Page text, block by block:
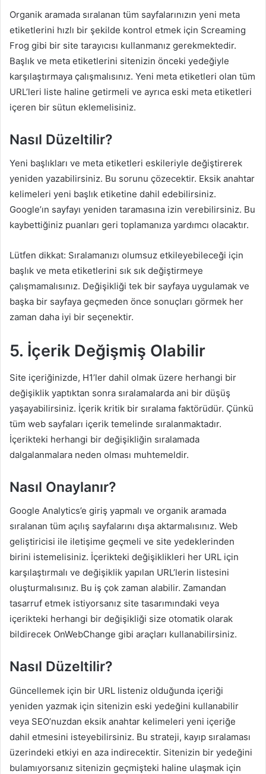
Organik aramada sıralanan tüm sayfalarınızın yeni meta
etiketlerini hızlı bir şekilde kontrol etmek için Screaming
Frog gibi bir site tarayıcısı kullanmanız gerekmektedir.
Başlık ve meta etiketlerini sitenizin önceki yedeğiyle
karşılaştırmaya çalışmalısınız. Yeni meta etiketleri olan tüm
URL’leri liste haline getirmeli ve ayrıca eski meta etiketleri
içeren bir sütun eklemelisiniz.
Nasıl Düzeltilir?
Yeni başlıkları ve meta etiketleri eskileriyle değiştirerek
yeniden yazabilirsiniz. Bu sorunu çözecektir. Eksik anahtar
kelimeleri yeni başlık etiketine dahil edebilirsiniz.
Google’ın sayfayı yeniden taramasına izin verebilirsiniz. Bu
kaybettiğiniz puanları geri toplamanıza yardımcı olacaktır.
Lütfen dikkat: Sıralamanızı olumsuz etkileyebileceği için
başlık ve meta etiketlerini sık sık değiştirmeye
çalışmamalısınız. Değişikliği tek bir sayfaya uygulamak ve
başka bir sayfaya geçmeden önce sonuçları görmek her
zaman daha iyi bir seçenektir.
5. İçerik Değişmiş Olabilir
Site içeriğinizde, H1’ler dahil olmak üzere herhangi bir
değişiklik yaptıktan sonra sıralamalarda ani bir düşüş
yaşayabilirsiniz. İçerik kritik bir sıralama faktörüdür. Çünkü
tüm web sayfaları içerik temelinde sıralanmaktadır.
İçerikteki herhangi bir değişikliğin sıralamada
dalgalanmalara neden olması muhtemeldir.
Nasıl Onaylanır?
Google Analytics’e giriş yapmalı ve organik aramada
sıralanan tüm açılış sayfalarını dışa aktarmalısınız. Web
geliştiricisi ile iletişime geçmeli ve site yedeklerinden
birini istemelisiniz. İçerikteki değişiklikleri her URL için
karşılaştırmalı ve değişiklik yapılan URL’lerin listesini
oluşturmalısınız. Bu iş çok zaman alabilir. Zamandan
tasarruf etmek istiyorsanız site tasarımındaki veya
içerikteki herhangi bir değişikliği size otomatik olarak
bildirecek OnWebChange gibi araçları kullanabilirsiniz.
Nasıl Düzeltilir?
Güncellemek için bir URL listeniz olduğunda içeriği
yeniden yazmak için sitenizin eski yedeğini kullanabilir
veya SEO’nuzdan eksik anahtar kelimeleri yeni içeriğe
dahil etmesini isteyebilirsiniz. Bu strateji, kayıp sıralaması
üzerindeki etkiyi en aza indirecektir. Sitenizin bir yedeğini
bulamıyorsanız sitenizin geçmişteki haline ulaşmak için